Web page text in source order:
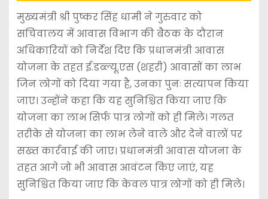
मुख्यमंत्री श्री पुष्कर सिंह धामी ने गुरुवार को
सचिवालय में आवास विभाग की बैठक के दौरान
अधिकारियों को निर्देश दिए कि प्रधानमंत्री आवास
योजना के तहत ई.डब्ल्यू.एस (शहरी) आवासों का लाभ
जिन लोगों को दिया गया है, उनका पुनः सत्यापन किया
जाए। उन्होंने कहा कि यह सुनिश्चित किया जाए कि
योजना का लाभ सिर्फ पात्र लोगों को ही मिले। गलत
तरीके से योजना का लाभ लेने वाले और देने वालों पर
सख्त कार्रवाई की जाए। प्रधानमंत्री आवास योजना के
तहत आगे जो भी आवास आवंटन किए जाएं, यह
सुनिश्चित किया जाए कि केवल पात्र लोगों को ही मिले।